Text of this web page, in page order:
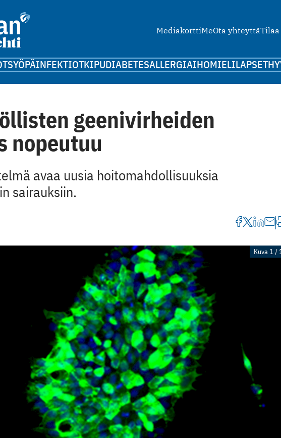
MediakorttiMeOta yhteyttä
SYÖPÄINFEKTIOTKIPUDIABETESALLERGIAIHOMIELILAPSET
geenivirheiden
nopeutuu
avaa uusia hoitomahdollisuuksia
sairauksiin.
Kuva 1 / 1